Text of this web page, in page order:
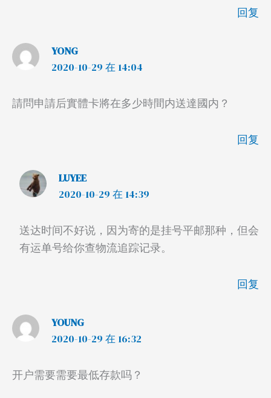
回复
YONG
2020-10-29 在 14:04
請問申請后實體卡將在多少時間内送達國内？
回复
LUYEE
2020-10-29 在 14:39
送达时间不好说，因为寄的是挂号平邮那种，但会
有运单号给你查物流追踪记录。
回复
YOUNG
2020-10-29 在 16:32
开户需要需要最低存款吗？